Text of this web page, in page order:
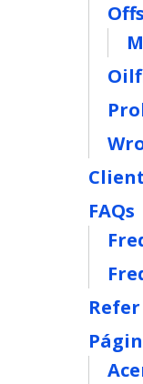
FAQs
Refer